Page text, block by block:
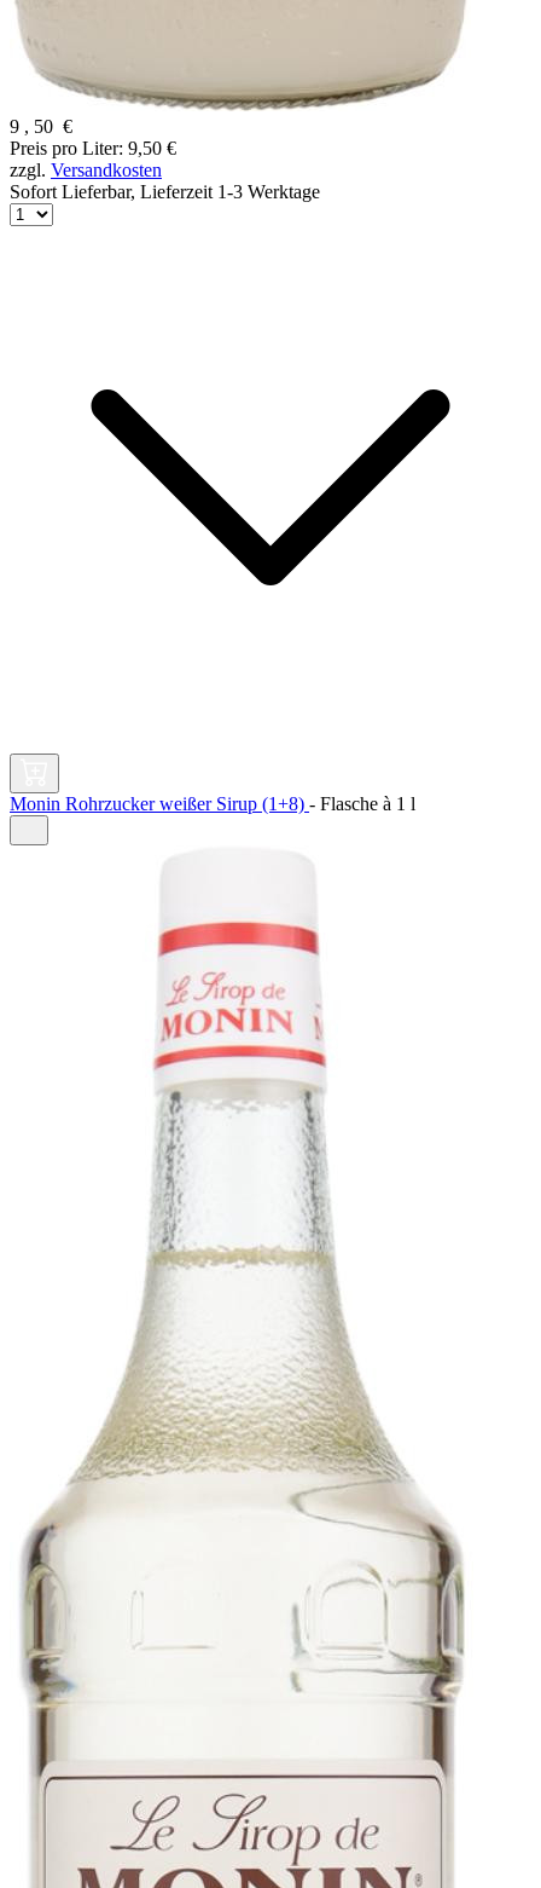
9 , 50 €
Preis pro Liter: 9,50 €
zzgl. Versandkosten
Sofort Lieferbar, Lieferzeit 1-3 Werktage
Monin Rohrzucker weißer Sirup (1+8) - Flasche à 1 l